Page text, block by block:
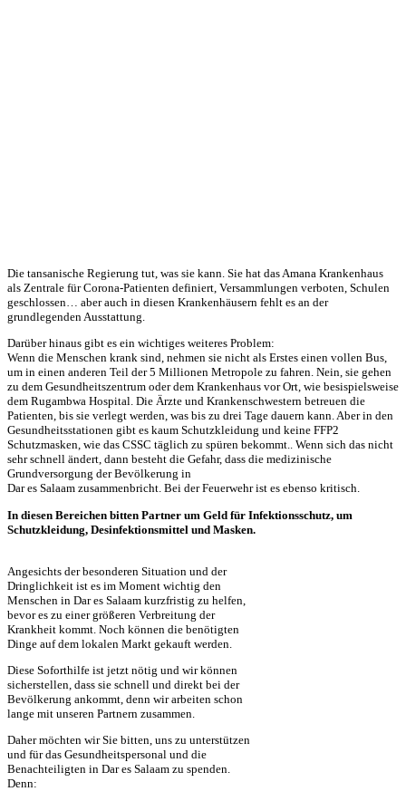
Die tansanische Regierung tut, was sie kann. Sie hat das Amana Krankenhaus
als Zentrale für Corona-Patienten definiert, Versamm­lungen verboten, Schulen
geschlossen… aber auch in diesen Krankenhäusern fehlt es an der
grundlegenden Ausstattung.
Darüber hinaus gibt es ein wichtiges weiteres Problem:
Wenn die Menschen krank sind, nehmen sie nicht als Erstes einen vollen Bus,
um in einen anderen Teil der 5 Millionen Metropole zu fahren. Nein, sie gehen
zu dem Gesundheitszentrum oder dem Krankenhaus vor Ort, wie besispielsweise
dem Rugambwa Hospital. Die Ärzte und Krankenschwestern betreuen die
Patienten, bis sie verlegt werden, was bis zu drei Tage dauern kann. Aber in den
Gesundheitsstationen gibt es kaum Schutzkleidung und keine FFP2
Schutzmasken, wie das CSSC täglich zu spüren bekommt.. Wenn sich das nicht
sehr schnell ändert, dann besteht die Gefahr, dass die medizinische
Grundversorgung der Bevölkerung in
Dar es Salaam zusammenbricht. Bei der Feuerwehr ist es ebenso kritisch.
In diesen Bereichen bitten Partner um Geld für Infektionsschutz, um
Schutzkleidung, Desinfektionsmittel und Masken.
Angesichts der besonderen Situation und der
Dringlichkeit ist es im Moment wichtig den
Menschen in Dar es Salaam kurzfristig zu helfen,
bevor es zu einer größeren Verbreitung der
Krankheit kommt. Noch können die benötigten
Dinge auf dem lokalen Markt gekauft werden.
Diese Soforthilfe ist jetzt nötig und wir können
sicherstellen, dass sie schnell und direkt bei der
Bevölkerung ankommt, denn wir arbeiten schon
lange mit unseren Partnern zusammen.
Daher möchten wir Sie bitten, uns zu unterstützen
und für das Gesund­heits­personal und die
Benachteiligten in Dar es Salaam zu spenden.
Denn: